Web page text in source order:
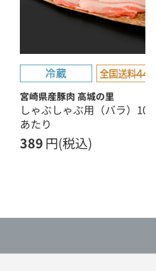
宮崎県産豚肉 高城の里
しゃぶしゃぶ用（バラ）
あたり
389円(税込)